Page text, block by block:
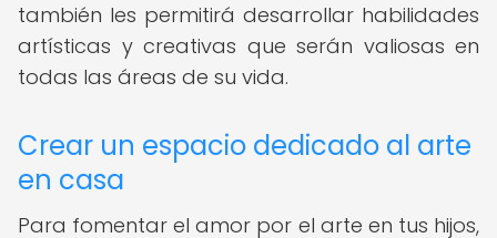
también les permitirá desarrollar habilidades
artísticas y creativas que serán valiosas en
todas las áreas de su vida.
Crear un espacio dedicado al arte
en casa
Para fomentar el amor por el arte en tus hijos,